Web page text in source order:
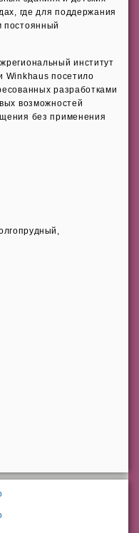
где для поддержания
постоянный
институт
Winkhaus посетило
разработками
возможностей
без применения